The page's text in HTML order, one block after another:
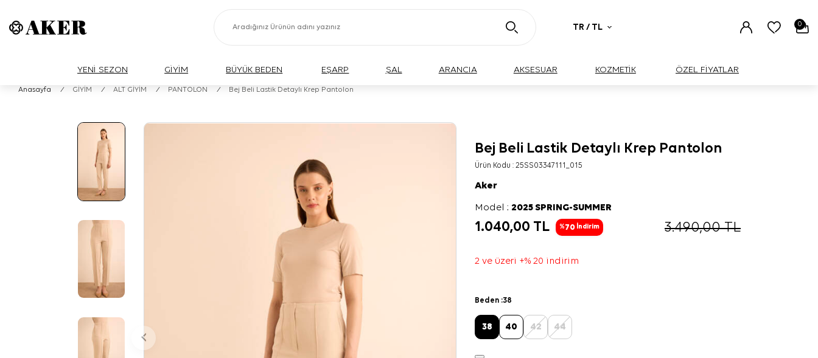
TR / TL 0
YENİ SEZON GİYİM BÜYÜK BEDEN EŞARP ŞAL ARANCIA AKSESUAR KOZMETİK ÖZEL FİYATLAR
Anasayfa / GİYİM / ALT GİYİM / PANTOLON / Bej Beli Lastik Detaylı Krep Pantolon
Bej Beli Lastik Detaylı Krep Pantolon
Ürün Kodu :25SS03347111_015
Aker
Model :2025 SPRING-SUMMER
1.040,00 TL %70 İndirim 3.490,00TL
2 ve üzeri +% 20 indirim
Beden :38
38 40 42 44